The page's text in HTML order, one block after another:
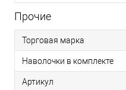
Прочие
Торговая марка
Наволочки в комплекте
Артикул